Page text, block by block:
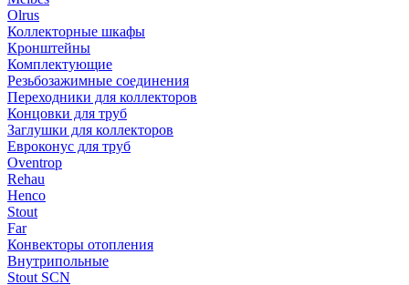
Olrus
Коллекторные шкафы
Кронштейны
Комплектующие
Резьбозажимные соединения
Переходники для коллекторов
Концовки для труб
Заглушки для коллекторов
Евроконус для труб
Oventrop
Rehau
Henco
Stout
Far
Конвекторы отопления
Внутрипольные
Stout SCN